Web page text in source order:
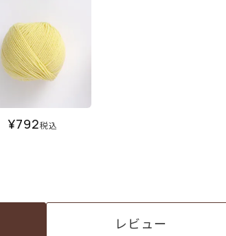
¥792税込
レビュー